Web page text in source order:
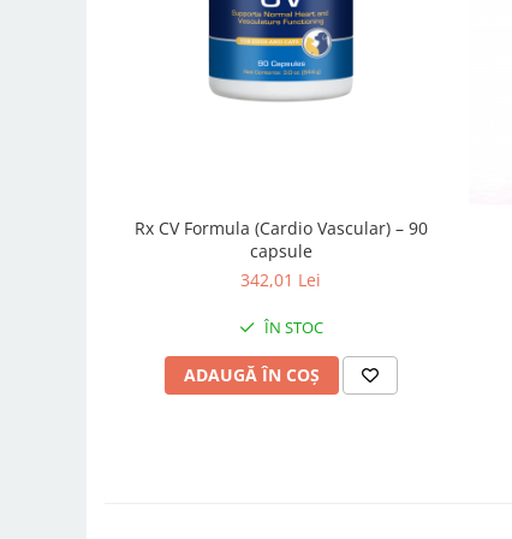
Rx CV Formula (Cardio Vascular) – 90
capsule
342,01 Lei
ÎN STOC
ADAUGĂ ÎN COȘ